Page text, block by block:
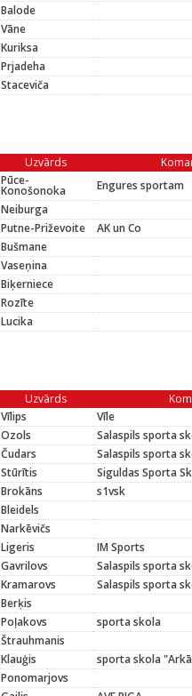
Balode
Vāne
Kuriksa
Prjadeha
Staceviča
Uzvārds
Pūce-
Konošonoka
Engures sportam
Neiburga
Putne-Priževoite
AK un Co
Bušmane
Vaseņina
Biķerniece
Rozīte
Lucika
Uzvārds
Vīlips
Vīle
Ozols
Salaspils sporta
Čudars
Salaspils sporta
Stūrītis
Siguldas Sporta
Brokāns
s1vsk
Bleidels
Narkēvičs
Ligeris
IM Sports
Gavrilovs
Salaspils sporta
Kramarovs
Salaspils sporta
Berķis
Poļakovs
sporta skola
Štrauhmanis
Klauģis
sporta skola
Ponomarjovs